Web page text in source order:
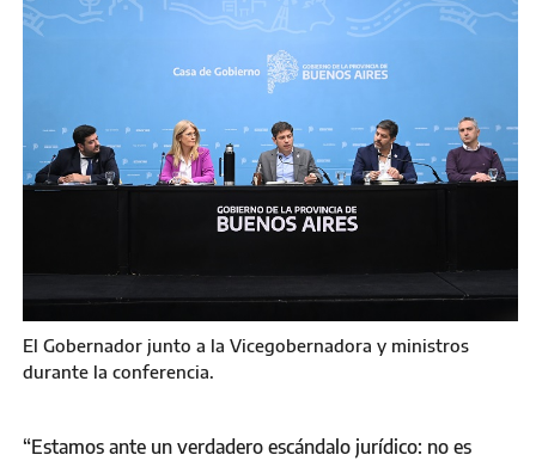
El Gobernador junto a la Vicegobernadora y ministros
durante la conferencia.
“Estamos ante un verdadero escándalo jurídico: no es